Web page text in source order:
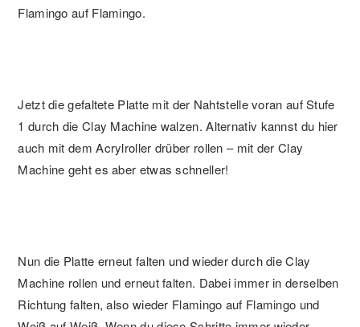
Flamingo auf Flamingo.
Jetzt die gefaltete Platte mit der Nahtstelle voran auf Stufe
1 durch die Clay Machine walzen. Alternativ kannst du hier
auch mit dem Acrylroller drüber rollen – mit der Clay
Machine geht es aber etwas schneller!
Nun die Platte erneut falten und wieder durch die Clay
Machine rollen und erneut falten. Dabei immer in derselben
Richtung falten, also wieder Flamingo auf Flamingo und